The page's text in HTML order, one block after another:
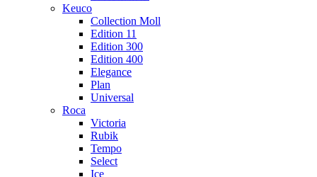
Keuco
Collection Moll
Edition 11
Edition 300
Edition 400
Elegance
Plan
Universal
Roca
Victoria
Rubik
Tempo
Select
Ice